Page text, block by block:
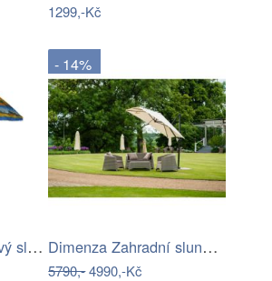
1299,-Kč
Happy Green Plážový slunečník Palm 180…
- 14%
Dimenza Zahradní slunečník ROMA výkyvný…
5790,-4990,-Kč